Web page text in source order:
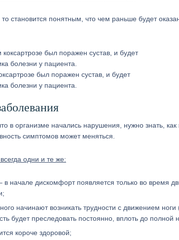
то становится понятным, что чем раньше будет
был поражен сустав, и будет
болезни у пациента.
в организме начались нарушения, нужно знать,
симптомов может меняться.
одни и те же:
в начале дискомфорт появляется только во время
начинают возникать трудности с движением
будет преследовать постоянно, вплоть до полной
короче здоровой;